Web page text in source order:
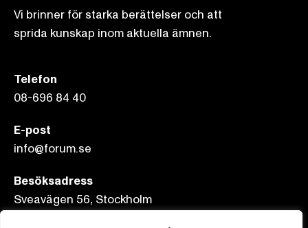
Vi brinner för starka berättelser och att
sprida kunskap inom aktuella ämnen.
Telefon
08-696 84 40
E-post
info@forum.se
Besöksadress
Sveavägen 56, Stockholm